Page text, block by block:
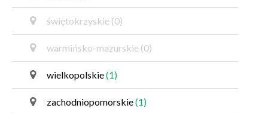
świętokrzyskie (0)
warmińsko-mazurskie (0)
wielkopolskie(1)
zachodniopomorskie(1)